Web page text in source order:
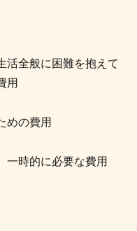
活全般に困難を抱えて
用
めの費用
一時的に必要な費用